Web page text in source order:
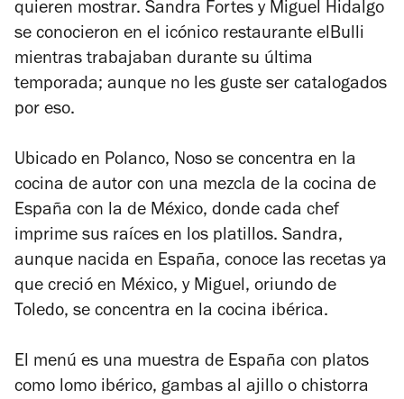
quieren mostrar. Sandra Fortes y Miguel Hidalgo
se conocieron en el icónico restaurante elBulli
mientras trabajaban durante su última
temporada; aunque no les guste ser catalogados
por eso.
Ubicado en Polanco, Noso se concentra en la
cocina de autor con una mezcla de la cocina de
España con la de México, donde cada chef
imprime sus raíces en los platillos. Sandra,
aunque nacida en España, conoce las recetas ya
que creció en México, y Miguel, oriundo de
Toledo, se concentra en la cocina ibérica.
El menú es una muestra de España con platos
como lomo ibérico, gambas al ajillo o chistorra